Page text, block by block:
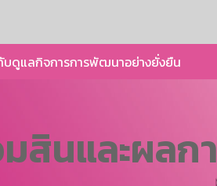
บดูแลกิจการการพัฒนาอย่างยั่งยืน
สินและผลก